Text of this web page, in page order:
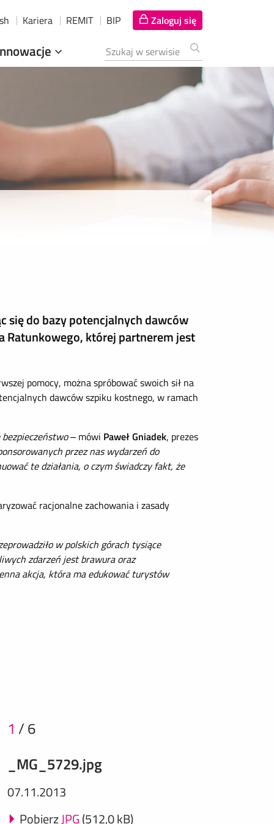
Szukana fraza
Zaloguj się
Kariera REMIT BIP
się do bazy potencjalnych dawców
Ratunkowego, której partnerem jest
pomocy, można spróbować swoich sił na
dawców szpiku kostnego, w ramach
– mówi Paweł Gniadek, prezes
przez nas wydarzeń do
te działania, o czym świadczy fakt, że
racjonalne zachowania i zasady
w polskich górach tysiące
zdarzeń jest brawura oraz
akcja, która ma edukować turystów
1 /6
_MG_5729.jpg
07.11.2013
PobierzJPG(512,0 kB)